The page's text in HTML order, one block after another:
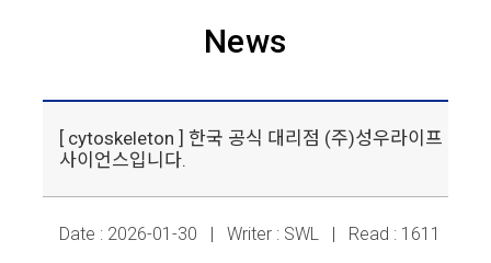
News
[ cytoskeleton ] 한국 공식 대리점 (주)성우라이프
사이언스입니다.
Date : 2026-01-30 | Writer : SWL | Read : 1611